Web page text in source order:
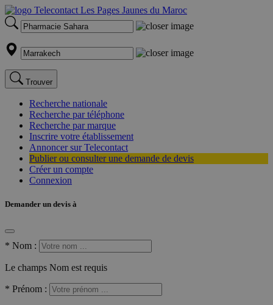
Trouver
Recherche nationale
Recherche par téléphone
Recherche par marque
Inscrire votre établissement
Annoncer sur Telecontact
Publier ou consulter une demande de devis
Créer un compte
Connexion
Demander un devis à
* Nom :
Le champs Nom est requis
* Prénom :